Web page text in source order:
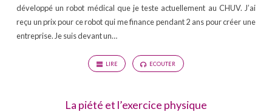
développé un robot médical que je teste actuellement au CHUV. J’ai
reçu un prix pour ce robot qui me finance pendant 2 ans pour créer une
entreprise. Je suis devant un…
LIRE ECOUTER
La piété et l’exercice physique